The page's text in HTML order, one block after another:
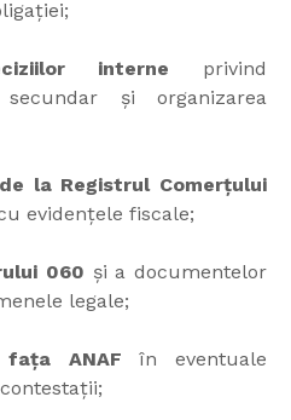
interne privind
și organizarea
la Registrul Comerțului
evidențele fiscale;
060 și a documentelor
legale;
ANAF în eventuale